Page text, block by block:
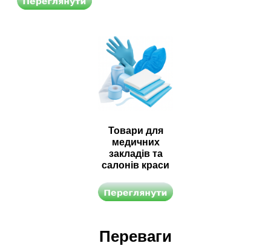
Товари для
медичних
закладів та
салонів краси
Переваги